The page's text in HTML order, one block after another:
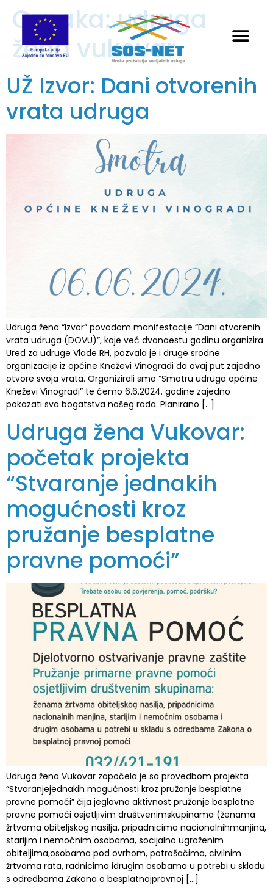
Oznaka:udruga
žena vukovar
UŽ Izvor: Dani otvorenih
vrata udruga
Udruga žena “Izvor” povodom manifestacije “Dani otvorenih
vrata udruga (DOVU)”, koje već dvanaestu godinu organizira
Ured za udruge Vlade RH, pozvala je i druge srodne
organizacije iz općine Kneževi Vinogradi da ovaj put zajedno
otvore svoja vrata. Organizirali smo “Smotru udruga općine
Kneževi Vinogradi” te ćemo 6.6.2024. godine zajedno
pokazati sva bogatstva našeg rada. Planirano […]
Udruga žena Vukovar:
početak projekta
“Stvaranje jednakih
mogućnosti kroz
pružanje besplatne
pravne pomoći”
Udruga žena Vukovar započela je sa provedbom projekta
“Stvaranjejednakih mogućnosti kroz pružanje besplatne
pravne pomoći” čija jeglavna aktivnost pružanje besplatne
pravne pomoći osjetljivim društvenimskupinama (ženama
žrtvama obiteljskog nasilja, pripadnicima nacionalnihmanjina,
starijim i nemoćnim osobama, socijalno ugroženim
obiteljima,osobama pod ovrhom, potrošačima, civilnim
žrtvama rata, radnicima idrugim osobama u potrebi u skladu
s odredbama Zakona o besplatnojpravnoj […]